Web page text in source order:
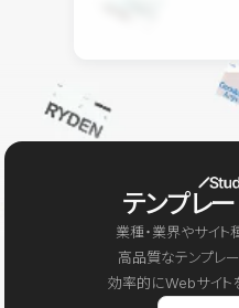
テンプレ
業種・業界やサイ
高品質なテンプレー
効率的にWebサイト